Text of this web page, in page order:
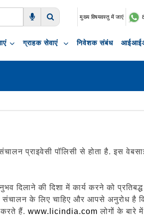
मुख्य विषयवस्तु में जाएं
ग्राहक सेवाएं निवेशक संबंध आईआईओ
प्राइवेसी पॉलिसी से होता है. इस
दिलाने की दिशा में कार्य करने को
के लिए चाहिए और आपसे अनुरोध है
हैं. www.licindia.com लोगों के बारे